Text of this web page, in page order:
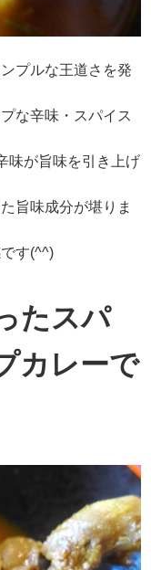
プルな王道さを発
な辛味・スパイス
味が旨味を引き上げ
旨味成分が堪りま
す(^^)
たスパ
カレーで